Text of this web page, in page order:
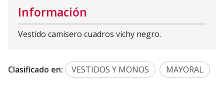
Información
Vestido camisero cuadros vichy negro.
Clasificado en: VESTIDOS Y MONOS MAYORAL